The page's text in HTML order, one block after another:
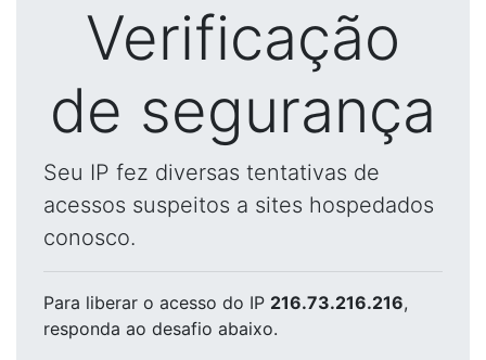
Verificação
de segurança
Seu IP fez diversas tentativas de
acessos suspeitos a sites hospedados
conosco.
Para liberar o acesso do IP 216.73.216.216,
responda ao desafio abaixo.